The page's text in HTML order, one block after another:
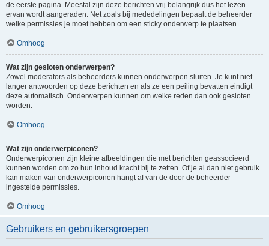
de eerste pagina. Meestal zijn deze berichten vrij belangrijk dus het lezen
ervan wordt aangeraden. Net zoals bij mededelingen bepaalt de beheerder
welke permissies je moet hebben om een sticky onderwerp te plaatsen.
Omhoog
Wat zijn gesloten onderwerpen?
Zowel moderators als beheerders kunnen onderwerpen sluiten. Je kunt niet
langer antwoorden op deze berichten en als ze een peiling bevatten eindigt
deze automatisch. Onderwerpen kunnen om welke reden dan ook gesloten
worden.
Omhoog
Wat zijn onderwerpiconen?
Onderwerpiconen zijn kleine afbeeldingen die met berichten geassocieerd
kunnen worden om zo hun inhoud kracht bij te zetten. Of je al dan niet gebruik
kan maken van onderwerpiconen hangt af van de door de beheerder
ingestelde permissies.
Omhoog
Gebruikers en gebruikersgroepen